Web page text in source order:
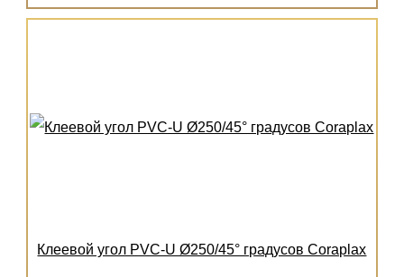
Клеевой угол PVC-U Ø250/45° градусов Coraplax